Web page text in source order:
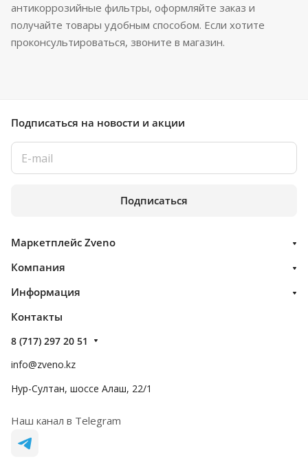
антикоррозийные фильтры, оформляйте заказ и
получайте товары удобным способом. Если хотите
проконсультироваться, звоните в магазин.
Подписаться на новости и акции
Подписаться
Маркетплейс Zveno
Компания
Информация
Контакты
8 (717) 297 20 51
info@zveno.kz
Нур-Султан, шоссе Алаш, 22/1
Наш канал в Telegram